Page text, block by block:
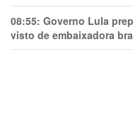
08:55: Governo Lula
visto de embaixadora